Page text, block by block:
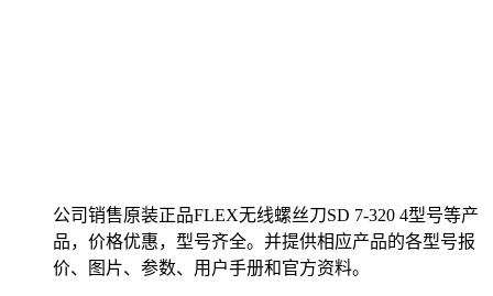
公司销售原装正品FLEX无线螺丝刀SD 7-320 4型号等产
品，价格优惠，型号齐全。并提供相应产品的各型号报
价、图片、参数、用户手册和官方资料。